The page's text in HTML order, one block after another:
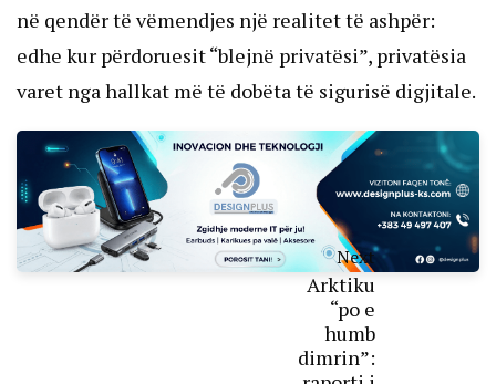
në qendër të vëmendjes një realitet të ashpër:
edhe kur përdoruesit “blejnë privatësi”, privatësia
varet nga hallkat më të dobëta të sigurisë digjitale.
Next
Arktiku
“po e
humb
dimrin”: